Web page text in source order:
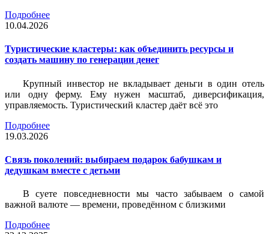
Подробнее
10.04.2026
Туристические кластеры: как объединить ресурсы и
создать машину по генерации денег
Крупный инвестор не вкладывает деньги в один отель
или одну ферму. Ему нужен масштаб, диверсификация,
управляемость. Туристический кластер даёт всё это
Подробнее
19.03.2026
Связь поколений: выбираем подарок бабушкам и
дедушкам вместе с детьми
В суете повседневности мы часто забываем о самой
важной валюте — времени, проведённом с близкими
Подробнее